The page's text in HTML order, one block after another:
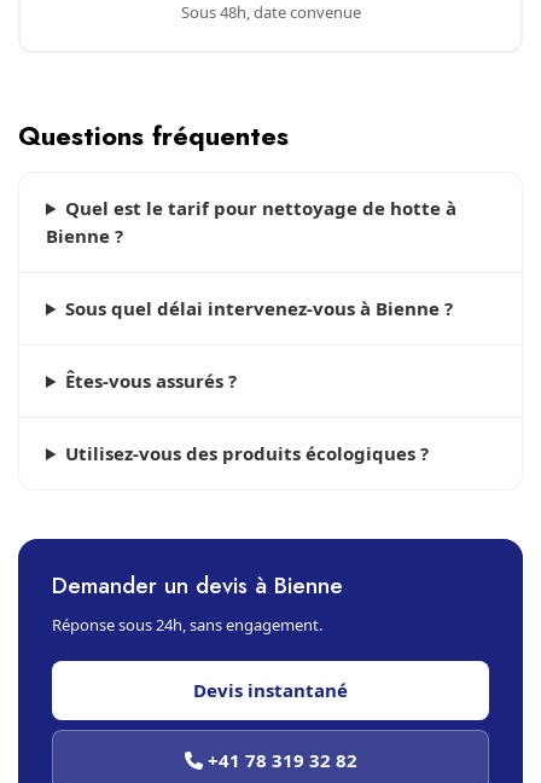
Sous 48h, date convenue
Questions fréquentes
Quel est le tarif pour nettoyage de hotte à
Bienne ?
Sous quel délai intervenez-vous à Bienne ?
Êtes-vous assurés ?
Utilisez-vous des produits écologiques ?
Demander un devis à Bienne
Réponse sous 24h, sans engagement.
Devis instantané
+41 78 319 32 82